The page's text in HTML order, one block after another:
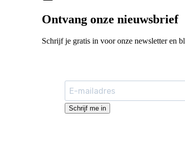
Ontvang onze nieuwsbrief
Schrijf je gratis in voor onze newsletter en
Schrijf me in